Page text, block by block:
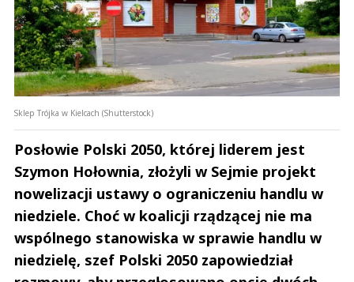
Sklep Trójka w Kielcach (Shutterstock)
Posłowie Polski 2050, której liderem jest
Szymon Hołownia, złożyli w Sejmie projekt
nowelizacji ustawy o ograniczeniu handlu w
niedziele. Choć w koalicji rządzącej nie ma
wspólnego stanowiska w sprawie handlu w
niedzielę, szef Polski 2050 zapowiedział